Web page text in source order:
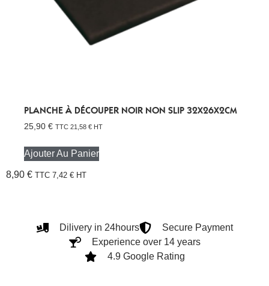
PLANCHE À DÉCOUPER NOIR NON SLIP 32X26X2CM
25,90 € TTC 21,58 € HT
Ajouter Au Panier
8,90 € TTC 7,42 € HT
Dilivery in 24hours
Secure Payment
Experience over 14 years
4.9 Google Rating